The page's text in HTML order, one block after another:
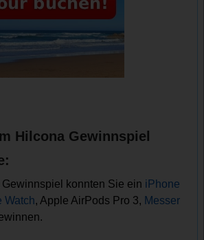
Hilcona Gewinnspiel
Gewinnspiel konnten Sie ein iPhone
Watch, Apple AirPods Pro 3, Messer